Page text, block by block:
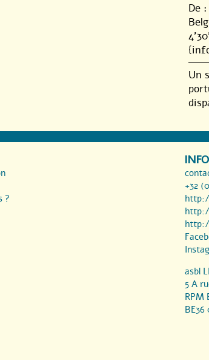
De :
Un
?
+32
asbl
5 A
RPM
BE36